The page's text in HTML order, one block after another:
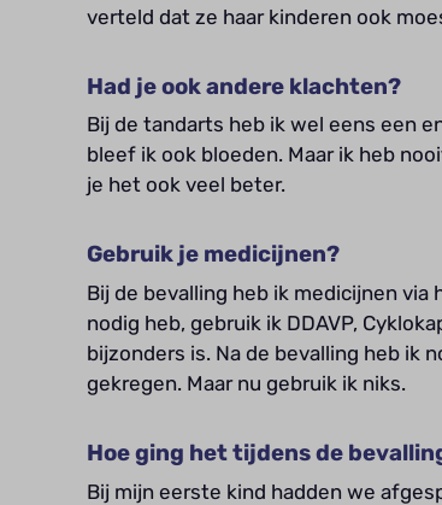
verteld dat ze haar kinderen ook
Had je ook andere klachten?
Bij de tandarts heb ik wel eens een
bleef ik ook bloeden. Maar ik heb
je het ook veel beter.
Gebruik je medicijnen?
Bij de bevalling heb ik medicijnen
nodig heb, gebruik ik DDAVP,
bijzonders is. Na de bevalling heb ik
gekregen. Maar nu gebruik ik niks.
Hoe ging het tijdens de
Bij mijn eerste kind hadden we